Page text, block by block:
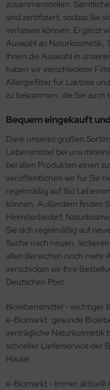
zusammenstellen.
sind zertifiziert, sodass Sie
verlassen können. Ergänzt
Auswahl an Naturkosmetik,
Ihnen die Auswahl in
haben wir verschiedene
Allergiefilter für Laktose
zu bekommen, die Sie auch
Bequem eingekauft
Dank unseres großen
Lebensmittel bei uns
bei allen Produkten einen
veröffentlichen wir für Sie
regelmäßig auf Bio
können. Außerdem finden
Heimtierbedarf,
Sie sich regelmäßig auf
Suche nach neuen,
allen Bereichen noch mehr
verschicken wir Ihre
Deutschen Post.
Biolebensmittel - wichtiger
e-Biomarkt: gesunde
verträgliche Naturkosmetik
schneller Lieferservice der
Hause.
e-Biomarkt - immer aktuell!